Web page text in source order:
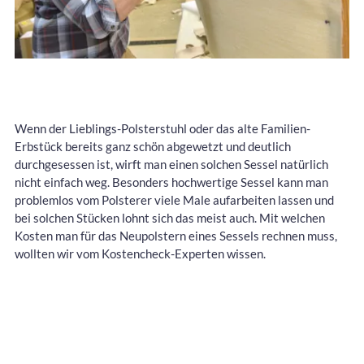
Wenn der Lieblings-Polsterstuhl oder das alte Familien-
Erbstück bereits ganz schön abgewetzt und deutlich
durchgesessen ist, wirft man einen solchen Sessel natürlich
nicht einfach weg. Besonders hochwertige Sessel kann man
problemlos vom Polsterer viele Male aufarbeiten lassen und
bei solchen Stücken lohnt sich das meist auch. Mit welchen
Kosten man für das Neupolstern eines Sessels rechnen muss,
wollten wir vom Kostencheck-Experten wissen.